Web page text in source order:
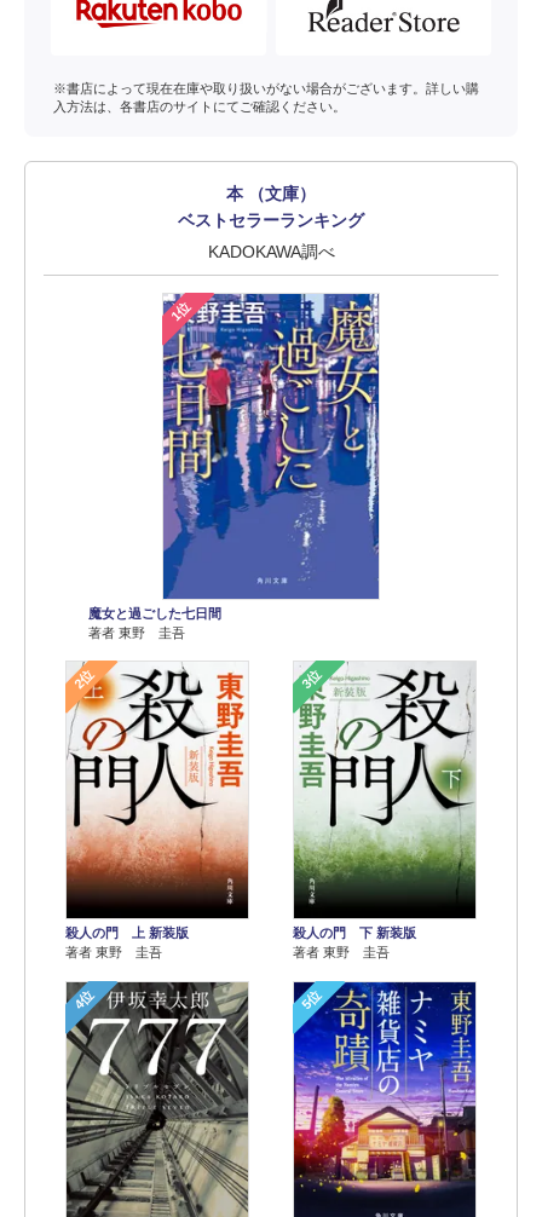
※書店によって現在在庫や取り扱いがない場合がございます。詳しい購
入方法は、各書店のサイトにてご確認ください。
本 （文庫）
ベストセラーランキング
KADOKAWA調べ
1位
魔女と過ごした七日間
著者 東野 圭吾
2位
殺人の門 上 新装版
著者 東野 圭吾
3位
殺人の門 下 新装版
著者 東野 圭吾
4位 5位